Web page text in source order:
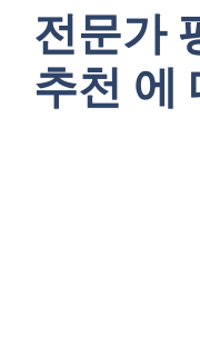
전문가
추천 에